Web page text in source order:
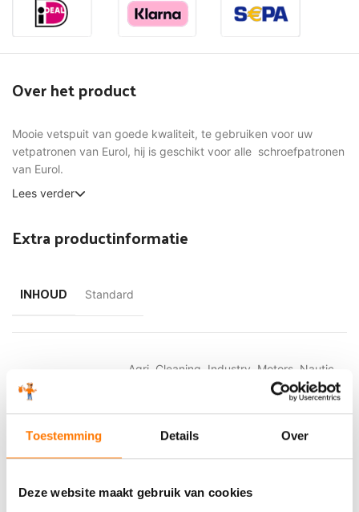
Toestemming Details Over
Deze website maakt gebruik van cookies
Over het product
Mooie vetspuit van goede kwaliteit, te gebruiken voor uw
vetpatronen van Eurol, hij is geschikt voor alle schroefpatronen
van Eurol.
Lees verder
Extra productinformatie
INHOUD Standard
Agri Cleaning Industry Motors Nautic
Trucks
OMSCHRIJVING Other